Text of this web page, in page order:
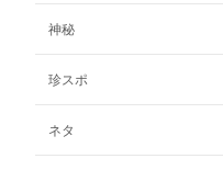
シ
ン
商
神秘
珍スポ
ネタ